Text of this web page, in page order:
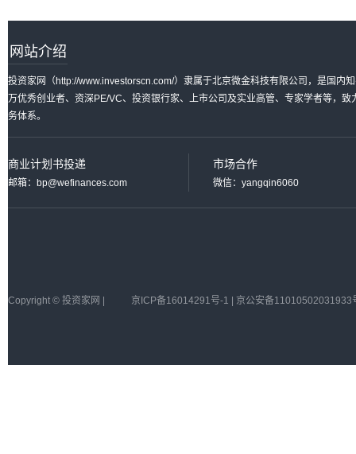
网站介绍
投资家网（http://www.investorscn.com/）隶属于北京微金科技有限公司，是国内
万优秀创业者、资深PE/VC、投资银行家、上市公司及实业高管、专家学者等，
务体系。
商业计划书投递
邮箱：bp@wefinances.com
市场合作
微信：yangqin6060
Copyright © 投资家网 | 京ICP备16014291号-1 | 京公安备11010502031933